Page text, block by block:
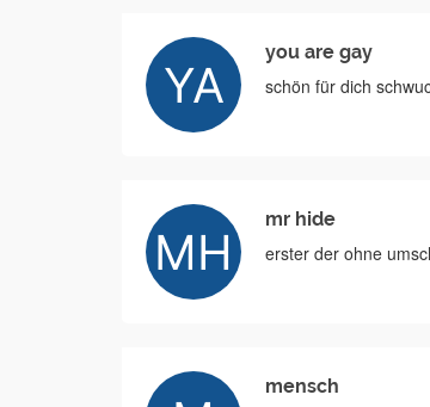
you are gay
schön für dich
mr hide
erster der ohne
mensch